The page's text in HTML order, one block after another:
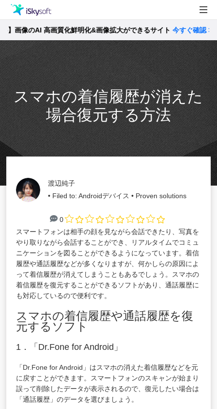
製品
Utility
製品活用事例
ストア
サポート
像のAI 高画質化鮮明化&画像拡大ができるサイト今すぐ確認 >>
スマホの着信履歴が消えた
場合復元する方法
渡辺純子
• Filed to:Androidデバイス • Proven solutions
0
スマートフォンは相手の顔を見ながら会話できたり、写真を
やり取りながら会話することができ、リアルタイムでコミュ
ニケーションを図ることができるようになっています。着信
履歴や通話履歴などが多くなりますが、何かしらの原因によ
って着信履歴が消えてしまうこともあるでしょう。スマホの
着信履歴を復元することができるソフトがあり、通話履歴に
も対応しているので便利です。
スマホの着信履歴や通話履歴を復
元するソフト
1．「Dr.Fone for Android」
「Dr.Fone for Android」はスマホの消えた着信履歴などを元
に戻すことができます。スマートフォンのスキャンが始まり
誤って削除したデータが表示されるので、復元したい場合は
「通話履歴」のデータを選びましょう。